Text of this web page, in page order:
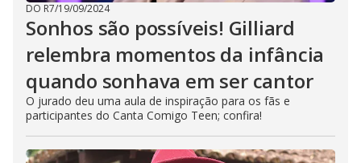
DO R7/19/09/2024
Sonhos são possíveis! Gilliard
relembra momentos da infância
quando sonhava em ser cantor
O jurado deu uma aula de inspiração para os fãs e
participantes do Canta Comigo Teen; confira!